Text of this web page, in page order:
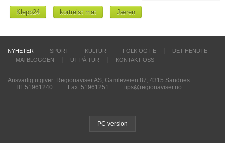
Klepp24 kortreist mat Jæren
NYHETER SPORT KULTUR FOLK OG FE
DET HENDTE
MATBLOGGEN
UT PÅ TUR KONTAKT OSS
Ansvarlig utgiver: Regionaviser AS, Gamleveien 87, 4315 Sandnes
Tlf. 51961240
Fax. 51961251 tips@regionaviser.no
PC version